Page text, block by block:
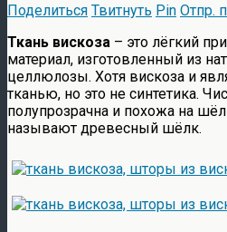
Поделиться Твитнуть Pin Отпр.
Ткань вискоза – это лёгкий
материал, изготовленный из
целлюлозы. Хотя вискоза и
тканью, но это не синтетика.
полупрозрачна и похожа на
называют древесный шёлк.